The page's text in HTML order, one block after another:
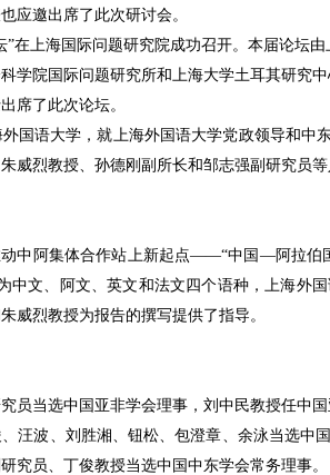
应邀出席了此次研讨会。
”在上海国际问题研究院成功召开。本届论坛
学院国际问题研究所和上海大学土耳其研究
席了此次论坛。
外国语大学，就上海外国语大学党政领导和
威烈教授、孙德刚副所长和邹志强副研究员等
中阿集体合作站上新起点——“中国 —阿拉伯
中文、阿文、英文和法文四个语种，上海外
威烈教授为报告的撰写提供了指导。
员当选中国亚非学会理事，刘中民教授任中国
、汪波、刘胜湘、钮松、包澄章、余泳当选
究员、丁俊教授当选中国中东学会常务理事。